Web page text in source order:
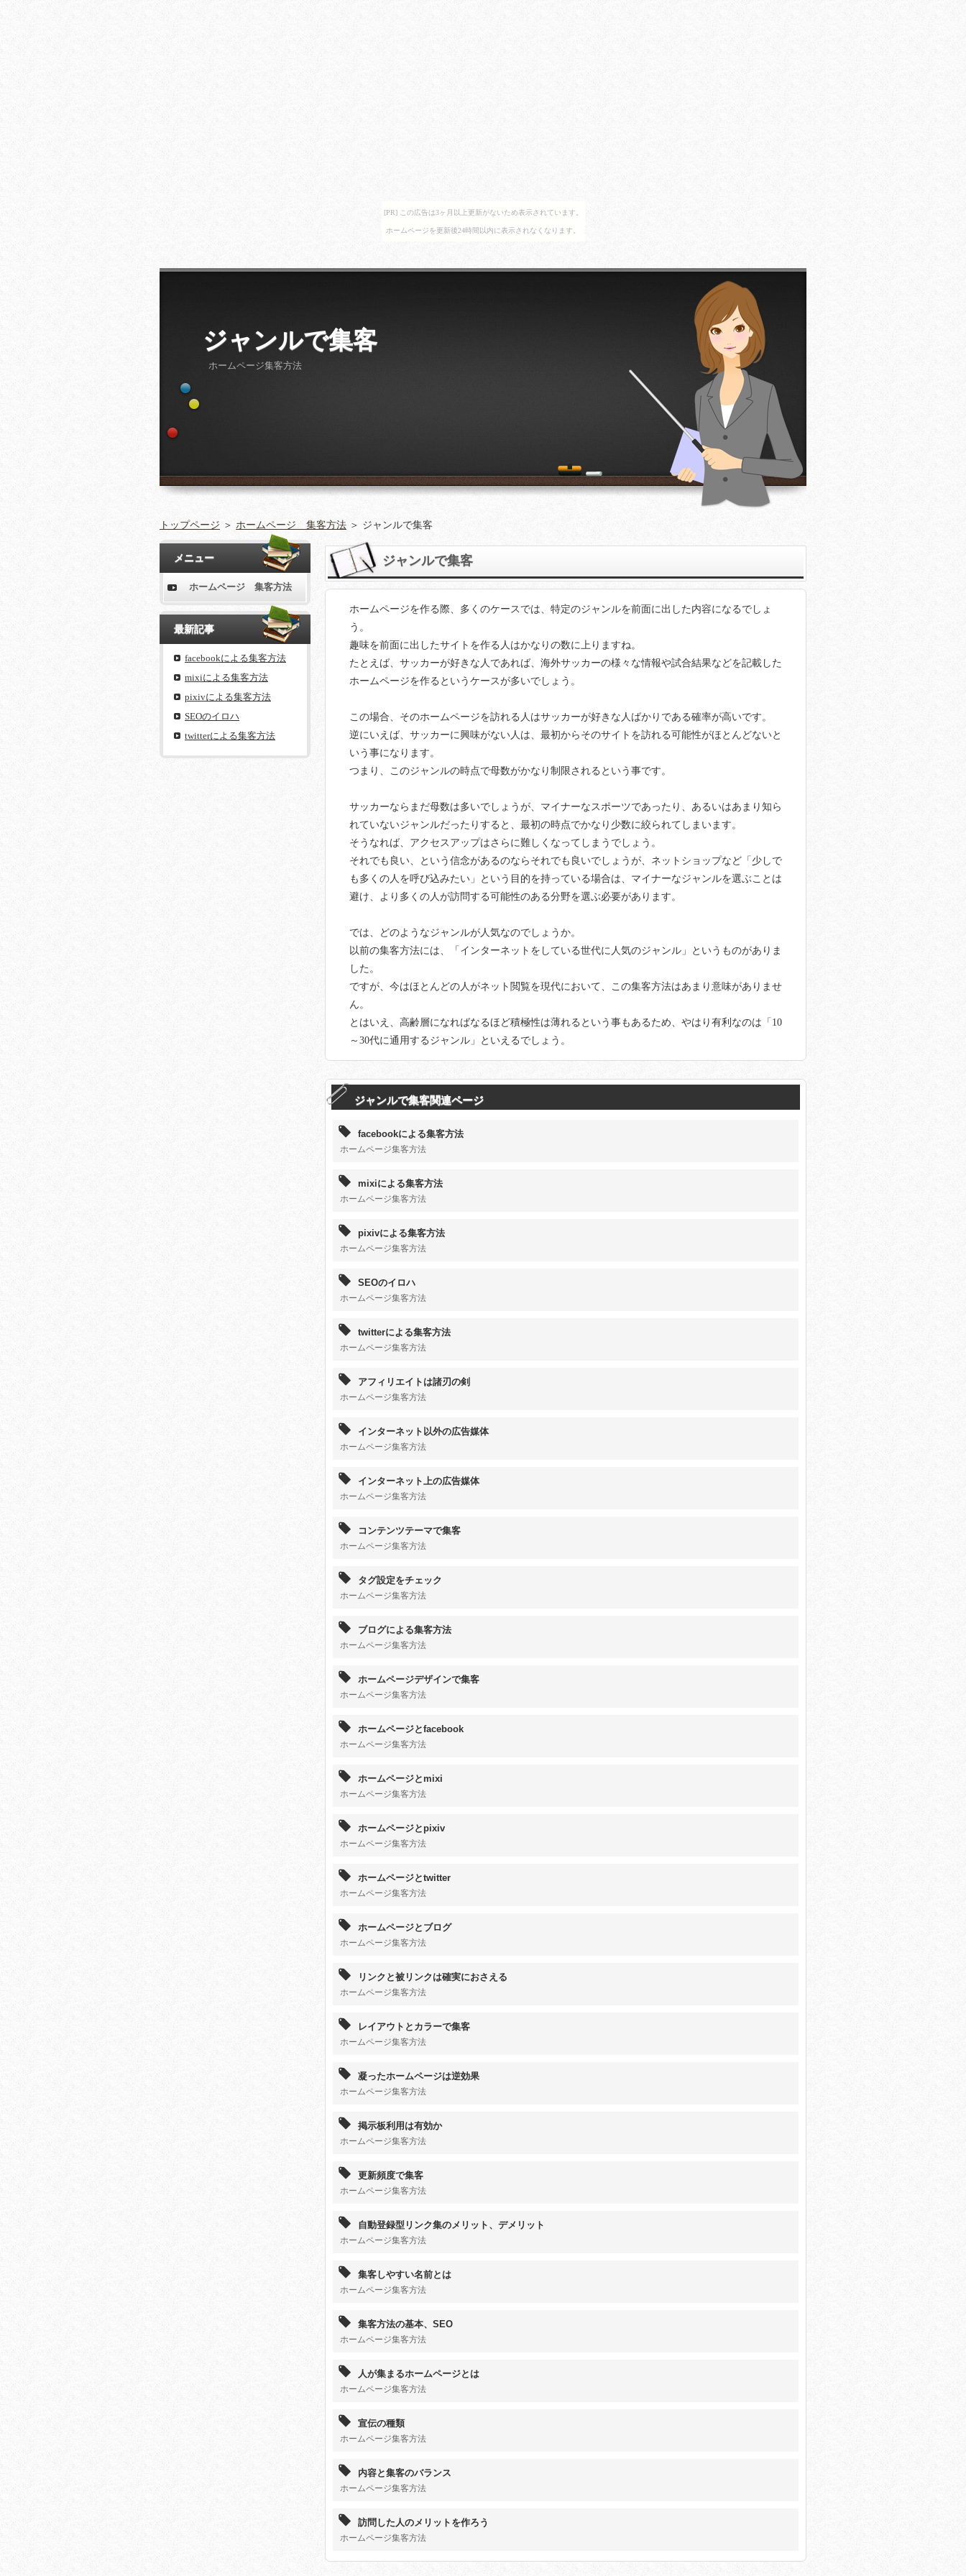
[PR] この広告は3ヶ月以上更新がないため表示されています。
ホームページを更新後24時間以内に表示されなくなります。
ジャンルで集客
ホームページ集客方法
トップページ ＞ ホームページ 集客方法 ＞ ジャンルで集客
ジャンルで集客
ホームページを作る際、多くのケースでは、特定のジャンルを前面に出した内容になるでしょ
う。
趣味を前面に出したサイトを作る人はかなりの数に上りますね。
たとえば、サッカーが好きな人であれば、海外サッカーの様々な情報や試合結果などを記載した
ホームページを作るというケースが多いでしょう。
この場合、そのホームページを訪れる人はサッカーが好きな人ばかりである確率が高いです。
逆にいえば、サッカーに興味がない人は、最初からそのサイトを訪れる可能性がほとんどないと
いう事になります。
つまり、このジャンルの時点で母数がかなり制限されるという事です。
サッカーならまだ母数は多いでしょうが、マイナーなスポーツであったり、あるいはあまり知ら
れていないジャンルだったりすると、最初の時点でかなり少数に絞られてしまいます。
そうなれば、アクセスアップはさらに難しくなってしまうでしょう。
それでも良い、という信念があるのならそれでも良いでしょうが、ネットショップなど「少しで
も多くの人を呼び込みたい」という目的を持っている場合は、マイナーなジャンルを選ぶことは
避け、より多くの人が訪問する可能性のある分野を選ぶ必要があります。
では、どのようなジャンルが人気なのでしょうか。
以前の集客方法には、「インターネットをしている世代に人気のジャンル」というものがありま
した。
ですが、今はほとんどの人がネット閲覧を現代において、この集客方法はあまり意味がありませ
ん。
とはいえ、高齢層になればなるほど積極性は薄れるという事もあるため、やはり有利なのは「10
～30代に通用するジャンル」といえるでしょう。
ジャンルで集客関連ページ
facebookによる集客方法
ホームページ集客方法
mixiによる集客方法
ホームページ集客方法
pixivによる集客方法
ホームページ集客方法
SEOのイロハ
ホームページ集客方法
twitterによる集客方法
ホームページ集客方法
アフィリエイトは諸刃の剣
ホームページ集客方法
インターネット以外の広告媒体
ホームページ集客方法
インターネット上の広告媒体
ホームページ集客方法
コンテンツテーマで集客
ホームページ集客方法
タグ設定をチェック
ホームページ集客方法
ブログによる集客方法
ホームページ集客方法
ホームページデザインで集客
ホームページ集客方法
ホームページとfacebook
ホームページ集客方法
ホームページとmixi
ホームページ集客方法
ホームページとpixiv
ホームページ集客方法
ホームページとtwitter
ホームページ集客方法
ホームページとブログ
ホームページ集客方法
リンクと被リンクは確実におさえる
ホームページ集客方法
レイアウトとカラーで集客
ホームページ集客方法
凝ったホームページは逆効果
ホームページ集客方法
掲示板利用は有効か
ホームページ集客方法
更新頻度で集客
ホームページ集客方法
自動登録型リンク集のメリット、デメリット
ホームページ集客方法
集客しやすい名前とは
ホームページ集客方法
集客方法の基本、SEO
ホームページ集客方法
人が集まるホームページとは
ホームページ集客方法
宣伝の種類
ホームページ集客方法
内容と集客のバランス
ホームページ集客方法
訪問した人のメリットを作ろう
ホームページ集客方法
メニュー
ホームページ 集客方法
最新記事
facebookによる集客方法
mixiによる集客方法
pixivによる集客方法
SEOのイロハ
twitterによる集客方法